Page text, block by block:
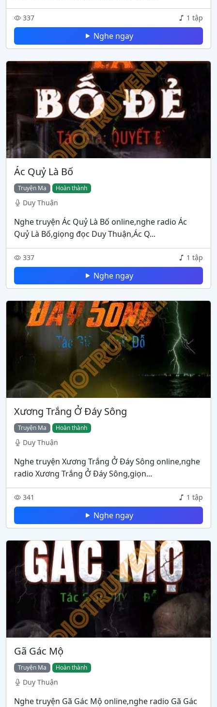
337 1 tập
Nghe ngay
Ác Quỷ Là Bố
Truyện Ma Hoàn thành
Duy Thuận
Nghe truyện Ác Quỷ Là Bố online,nghe radio Ác
Quỷ Là Bố,giọng đọc Duy Thuận,Ác Q...
337 1 tập
Nghe ngay
Xương Trắng Ở Đáy Sông
Truyện Ma Hoàn thành
Duy Thuận
Nghe truyện Xương Trắng Ở Đáy Sông online,nghe
radio Xương Trắng Ở Đáy Sông,giọn...
341 1 tập
Nghe ngay
Gã Gác Mộ
Truyện Ma Hoàn thành
Duy Thuận
Nghe truyện Gã Gác Mộ online,nghe radio Gã Gác